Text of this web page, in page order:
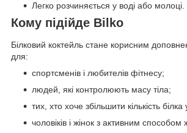
Легко розчиняється у воді або молоці.
Кому підійде Bilko
Білковий коктейль стане корисним
для:
спортсменів і любителів фітнесу;
людей, які контролюють масу тіла;
тих, хто хоче збільшити кількість білка
чоловіків і жінок з активним способом